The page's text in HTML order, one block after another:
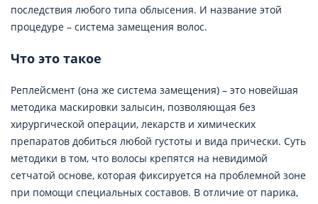
последствия любого типа облысения. И название этой
процедуре – система замещения волос.
Что это такое
Реплейсмент (она же система замещения) – это новейшая
методика маскировки залысин, позволяющая без
хирургической операции, лекарств и химических
препаратов добиться любой густоты и вида прически. Суть
методики в том, что волосы крепятся на невидимой
сетчатой основе, которая фиксируется на проблемной зоне
при помощи специальных составов. В отличие от парика,